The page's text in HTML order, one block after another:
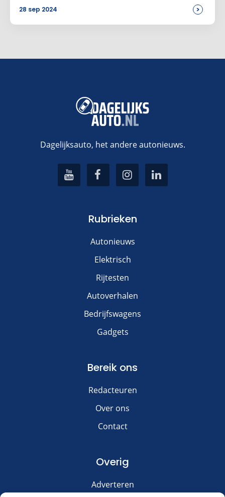
28 sep 2024 >
Dagelijksauto, het andere autonieuws.
Rubrieken
Autonieuws
Elektrisch
Rijtesten
Autoverhalen
Bedrijfswagens
Gadgets
Bereik ons
Redacteuren
Over ons
Contact
Overig
Adverteren